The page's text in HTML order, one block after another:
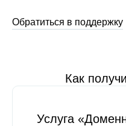
Обратиться в поддержку
Как
Услуга